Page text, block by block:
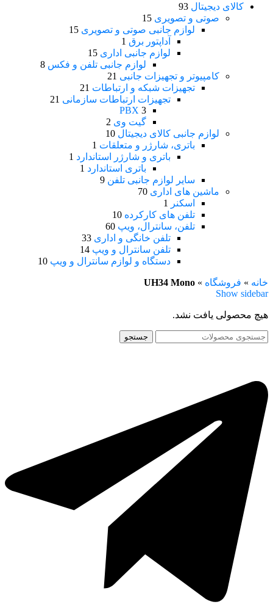
کالای دیجیتال 93
صوتی و تصویری 15
لوازم جانبی صوتی و تصویری 15
آداپتور برق 1
لوازم جانبی اداری 15
لوازم جانبی تلفن و فکس 8
کامپیوتر و تجهیزات جانبی 21
تجهیزات شبکه و ارتباطات 21
تجهیزات ارتباطات سازمانی 21
PBX 3
گیت وی 2
لوازم جانبی کالای دیجیتال 10
باتری، شارژر و متعلقات 1
باتری و شارژر استاندارد 1
باتری استاندارد 1
سایر لوازم جانبی تلفن 9
ماشین های اداری 70
اسکنر
1
تلفن های کارکرده 10
تلفن، سانترال، ویپ 60
تلفن خانگی و اداری 33
تلفن سانترال و ویپ 14
دستگاه و لوازم سانترال و ویپ 10
خانه » فروشگاه »
UH34 Mono
Show sidebar
هیچ محصولی یافت نشد.
جستجو